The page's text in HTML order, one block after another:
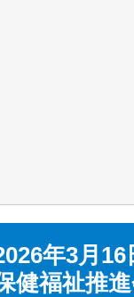
年3月
健福祉推